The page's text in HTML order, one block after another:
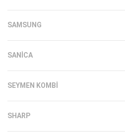
SAMSUNG
SANICA
SEYMEN KOMBI
SHARP